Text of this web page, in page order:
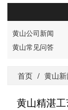
黄山公司新闻
黄山常见问答
首页 / 黄山
黄山精湛